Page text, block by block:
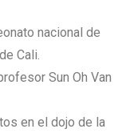
nacional de
Cali.
Sun Oh Van
en el dojo de la